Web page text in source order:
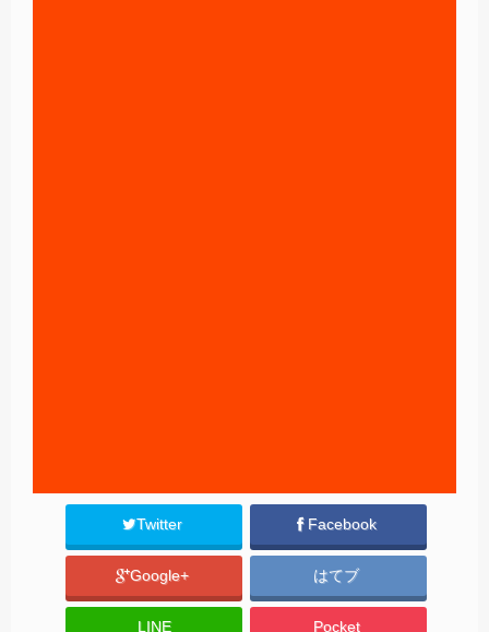
Twitter Facebook
Google+ はてブ
LINE Pocket